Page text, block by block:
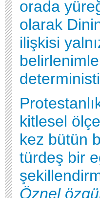
orada
olarak
ilişkisi
kitlesel
kez bütün
türdeş bir
Öznel